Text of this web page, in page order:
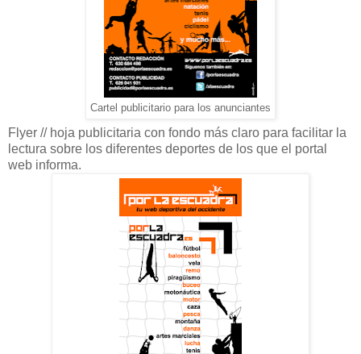
Cartel publicitario para los anunciantes
Flyer // hoja publicitaria con fondo más claro para facilitar la
lectura sobre los diferentes deportes de los que el portal
web informa.